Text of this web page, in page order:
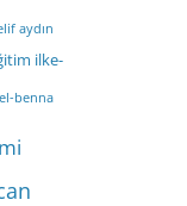
aydın
ilke-
benna